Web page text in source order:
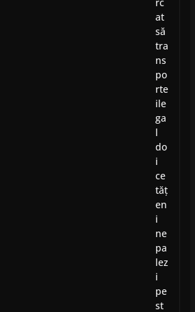
at
să
tra
ns
po
rte
ile
ga
l
do
i
ce
tăț
en
i
ne
pa
lez
i
pe
st